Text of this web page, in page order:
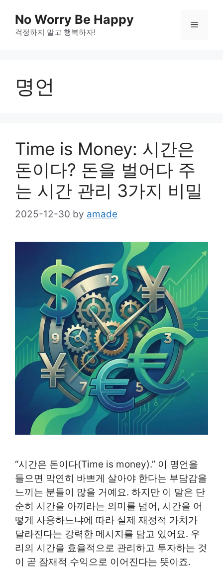
content
No Worry Be Happy
걱정하지 말고 행복하자!
Menu
명언
Time is Money: 시간은
돈이다? 돈을 벌어다 주
는 시간 관리 3가지 비밀
2025-12-30 by amade
“시간은 돈이다(Time is money).” 이 명언을
들으면 막연히 바쁘게 살아야 한다는 부담감을
느끼는 분들이 많을 거예요. 하지만 이 말은 단
순히 시간을 아끼라는 의미를 넘어, 시간을 어
떻게 사용하느냐에 따라 실제 재정적 가치가
달라진다는 강력한 메시지를 담고 있어요. 우
리의 시간을 효율적으로 관리하고 투자하는 것
이 곧 잠재적 수익으로 이어진다는 뜻이죠.